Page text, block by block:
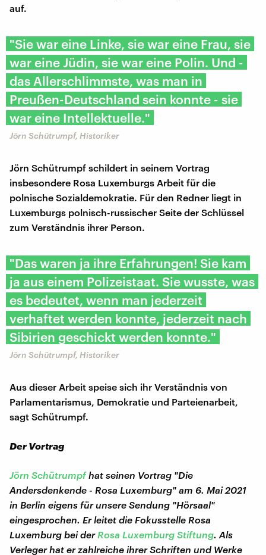
auf.
"Sie war eine Linke, sie war eine Frau, sie
war eine Jüdin, sie war eine Polin. Und -
das Allerschlimmste, was man in
Preußen-Deutschland sein konnte - sie
war eine Intellektuelle."
Jörn Schütrumpf, Historiker
Jörn Schütrumpf schildert in seinem Vortrag
insbesondere Rosa Luxemburgs Arbeit für die
polnische Sozialdemokratie. Für den Redner liegt in
Luxemburgs polnisch-russischer Seite der Schlüssel
zum Verständnis ihrer Person.
"Das waren ja ihre Erfahrungen! Sie kam
ja aus einem Polizeistaat. Sie wusste, was
es bedeutet, wenn man jederzeit
verhaftet werden konnte, jederzeit nach
Sibirien geschickt werden konnte."
Jörn Schütrumpf, Historiker
Aus dieser Arbeit speise sich ihr Verständnis von
Parlamentarismus, Demokratie und Parteienarbeit,
sagt Schütrumpf.
Der Vortrag
Jörn Schütrumpfhat seinen Vortrag "Die
Andersdenkende - Rosa Luxemburg" am 6. Mai 2021
in Berlin eigens für unsere Sendung "Hörsaal"
eingesprochen. Er leitet die Fokusstelle Rosa
Luxemburg bei der Rosa Luxemburg Stiftung. Als
Verleger hat er zahlreiche ihrer Schriften und Werke